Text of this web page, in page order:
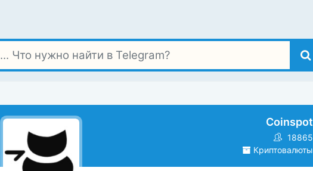
Coinspot
18865
Криптовалюты